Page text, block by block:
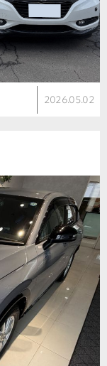
2026.05.02